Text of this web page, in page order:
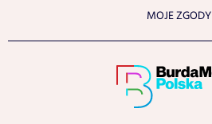
MOJE ZGODY